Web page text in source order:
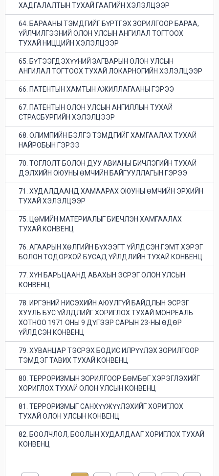
ХАДГАЛАЛТЫН ТУХАЙ ГААГИЙН ХЭЛЭЛЦЭЭР
64. БАРААНЫ ТЭМДГИЙГ БҮРТГЭХ ЗОРИЛГООР БАРАА,
ҮЙЛЧИЛГЭЭНИЙ ОЛОН УЛСЫН АНГИЛАЛ ТОГТООХ
ТУХАЙ НИЦЦИЙН ХЭЛЭЛЦЭЭР
65. БҮТЭЭГДЭХҮҮНИЙ ЗАГВАРЫН ОЛОН УЛСЫН
АНГИЛАЛ ТОГТООХ ТУХАЙ ЛОКАРНОГИЙН ХЭЛЭЛЦЭЭР
66. ПАТЕНТЫН ХАМТЫН АЖИЛЛАГААНЫ ГЭРЭЭ
67. ПАТЕНТЫН ОЛОН УЛСЫН АНГИЛЛЫН ТУХАЙ
СТРАСБУРГИЙН ХЭЛЭЛЦЭЭР
68. ОЛИМПИЙН БЭЛГЭ ТЭМДГИЙГ ХАМГААЛАХ ТУХАЙ
НАЙРОБЫН ГЭРЭЭ
70. ТОГЛОЛТ БОЛОН ДУУ АВИАНЫ БИЧЛЭГИЙН ТУХАЙ
ДЭЛХИЙН ОЮУНЫ ӨМЧИЙН БАЙГУУЛЛАГЫН ГЭРЭЭ
71. ХУДАЛДААНД ХАМААРАХ OЮУНЫ ӨМЧИЙН ЭРХИЙН
ТУХАЙ ХЭЛЭЛЦЭЭР
75. ЦӨМИЙН МАТЕРИАЛЫГ БИЕЧЛЭН ХАМГААЛАХ
ТУХАЙ КОНВЕНЦ
76. АГААРЫН ХӨЛГИЙН БҮХЭЭГТ ҮЙЛДСЭН ГЭМТ ХЭРЭГ
БОЛОН ТОДОРХОЙ БУСАД ҮЙЛДЛИЙН ТУХАЙ КОНВЕНЦ
77. ХҮН БАРЬЦААНД АВАХЫН ЭСРЭГ ОЛОН УЛСЫН
КОНВЕНЦ
78. ИРГЭНИЙ НИСЭХИЙН АЮУЛГҮЙ БАЙДЛЫН ЭСРЭГ
ХУУЛЬ БУС ҮЙЛДЛИЙГ ХОРИГЛОХ ТУХАЙ МОНРЕАЛЬ
ХОТНОО 1971 ОНЫ 9 ДҮГЭЭР САРЫН 23-НЫ ӨДӨР
ҮЙЛДСЭН КОНВЕНЦ
79. ХУВАНЦАР ТЭСРЭХ БОДИС ИЛРҮҮЛЭХ ЗОРИЛГООР
ТЭМДЭГ ТАВИХ ТУХАЙ КОНВЕНЦ
80. ТЕРРОРИЗМЫН ЗОРИЛГООР БӨМБӨГ ХЭРЭГЛЭХИЙГ
ХОРИГЛОХ ТУХАЙ ОЛОН УЛСЫН КОНВЕНЦ
81. ТЕРРОРИЗМЫГ САНХҮҮЖҮҮЛЭХИЙГ ХОРИГЛОХ
ТУХАЙ ОЛОН УЛСЫН КОНВЕНЦ
82. БООЛЧЛОЛ, БООЛЫН ХУДАЛДААГ ХОРИГЛОХ ТУХАЙ
КОНВЕНЦ